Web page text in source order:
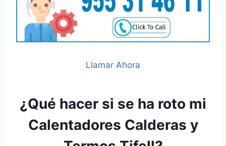
Llamar Ahora
¿Qué hacer si se ha roto mi
Calentadores Calderas y